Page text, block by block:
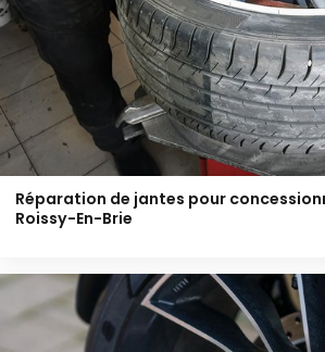
Réparation de jantes pour
Roissy-En-Brie